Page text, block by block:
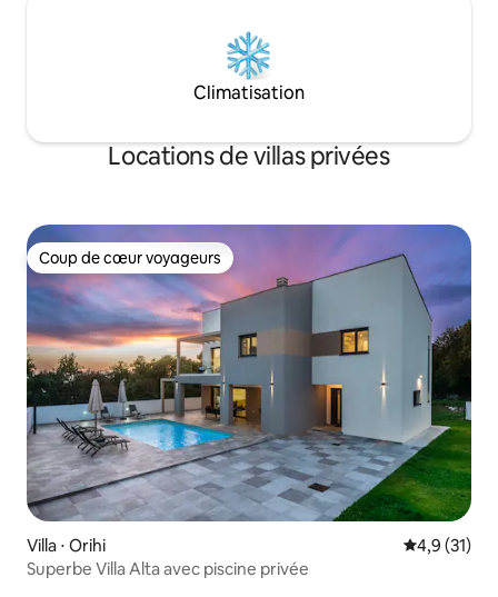
Climatisation
Locations de villas privées
Coup de cœur voyageurs
Coup de cœur voyageurs
Villa ⋅ Orihi Évaluation
4,9 (31)
Superbe Villa Alta avec piscine privée